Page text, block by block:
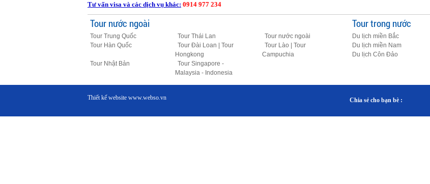
Tư vấn visa và các dịch vụ khác: 0914 977 234
Tour nước ngoài
Tour Trung Quốc Tour Thái Lan
Tour nước ngoài
Tour Hàn Quốc
Tour Đài Loan | Tour
Hongkong
Tour Lào | Tour
Campuchia
Tour Nhật Bản
Tour Singapore -
Malaysia - Indonesia
Tour trong nước
Du lịch miền Bắc
Du lịch miền Nam
Du lịch Côn Đảo
Thiết kế website www.webso.vn Chia sẻ cho bạn bè :